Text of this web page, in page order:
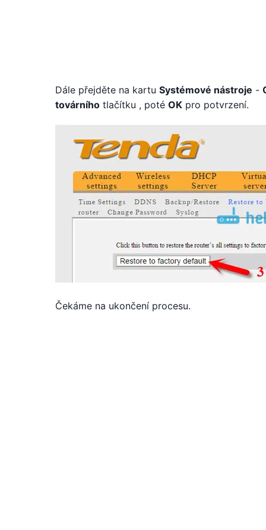
Dále přejděte na kartu Systémové nástroje -
továrního tlačítku , poté OK pro potvrzení.
Čekáme na ukončení procesu.